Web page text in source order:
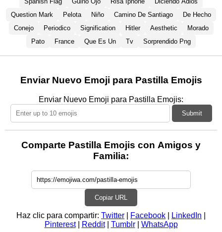
Question Mark
Pelota Niño Camino De Santiago
De Hecho
Conejo
Periodico Signification Hitler Aesthetic
Morado
Pato
France Que Es Un Tv Sorprendido Png
Enviar Nuevo Emoji para Pastilla Emojis
Enviar Nuevo Emoji para Pastilla Emojis:
Submit
Comparte Pastilla Emojis con Amigos y
Familia:
Copiar URL
Haz clic para compartir: Twitter Facebook LinkedIn
Pinterest| Reddit| Tumblr| WhatsApp